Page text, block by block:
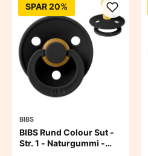
SPAR 20%
BIBS
BIBS Rund Colour Sut -
Str. 1 - Naturgummi -